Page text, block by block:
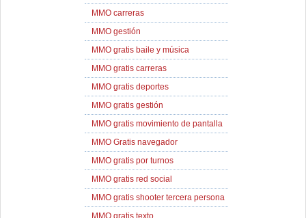
MMO carreras
MMO gestión
MMO gratis baile y música
MMO gratis carreras
MMO gratis deportes
MMO gratis gestión
MMO gratis movimiento de pantalla
MMO Gratis navegador
MMO gratis por turnos
MMO gratis red social
MMO gratis shooter tercera persona
MMO gratis texto